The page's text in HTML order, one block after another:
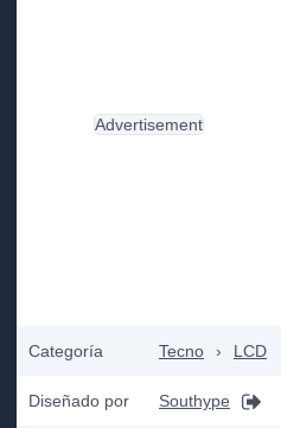
Categoría Tecno › LCD
Diseñado por Southype
Advertisement